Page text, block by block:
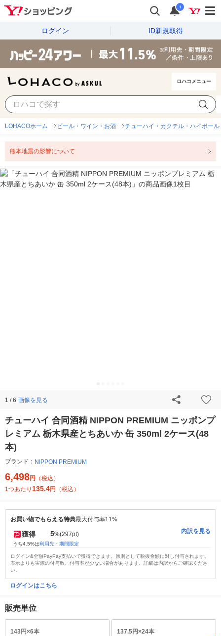
i
ログイン ID新規取得
ロハコメニュー
LOHACOホーム ビール・ワイン・お酒 チューハイ・カクテル・ハイボール
熊本地震の影響について
1 / 6 画像を見る
チューハイ 合同酒精 NIPPON PREMIUM ニッポンプ
レミアム 栃木県産とちあいか 缶 350ml 2ケース(48
本)
ブランド： NIPPON PREMIUM
6,498円
（税込）
1つあたり 135.4円 （税込）
お買い物でもらえる特典最大付与率11%
獲得 5%(297pt)
うち4.5%は利用先・期間限定
内訳を見る
ログイン&全額PayPay支払いで獲得できます。原則として税抜金額に対し付与されます。
表示よりも実際の付与数、付与率が少ない場合があります。詳細は内訳からご確認くださ
い。
ログインはこちら
販売単位
143円×6本
137.5円×24本